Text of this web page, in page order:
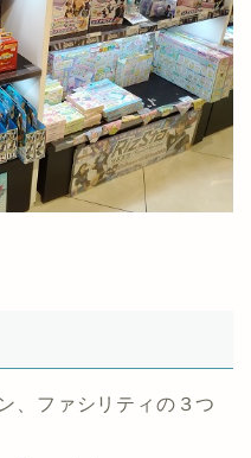
、ファシリティの３つ